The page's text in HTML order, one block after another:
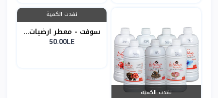
نفدت الكمية
نفدت الكمية
سوفت - معطر ارضيات...
50.00LE